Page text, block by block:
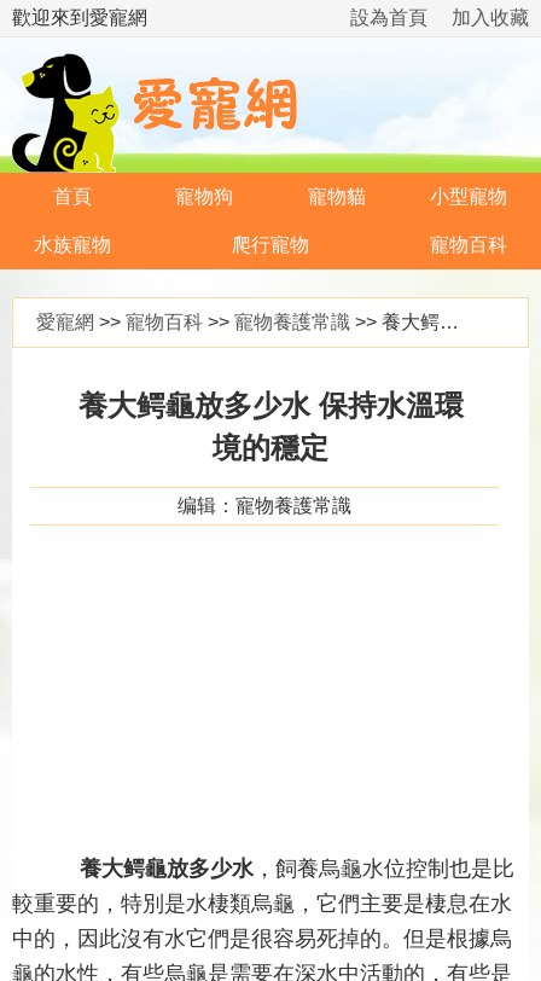
歡迎來到愛寵網 加入收藏
設為首頁
首頁 寵物狗 寵物貓 小型寵物
水族寵物 爬行寵物 寵物百科
愛寵網 >> 寵物百科 >> 寵物養護常識 >> 養大鳄龜放多少水 保持水溫環境的穩定
養大鳄龜放多少水 保持水溫環
境的穩定
编辑：寵物養護常識
養大鳄龜放多少水 ，飼養烏龜水位控制也是比
較重要的，特別是水棲類烏龜，它們主要是棲息在水
中的，因此沒有水它們是很容易死掉的。但是根據烏
龜的水性，有些烏龜是需要在深水中活動的，有些是